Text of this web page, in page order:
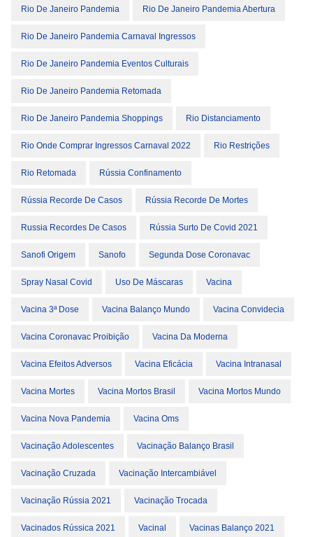
Rio De Janeiro Pandemia Rio De Janeiro Pandemia Abertura
Rio De Janeiro Pandemia Carnaval Ingressos
Rio De Janeiro Pandemia Eventos Culturais
Rio De Janeiro Pandemia Retomada
Rio De Janeiro Pandemia Shoppings Rio Distanciamento
Rio Onde Comprar Ingressos Carnaval 2022 Rio Restrições
Rio Retomada Rússia Confinamento
Rússia Recorde De Casos Rússia Recorde De Mortes
Russia Recordes De Casos Rússia Surto De Covid 2021
Sanofi Origem Sanofo Segunda Dose Coronavac
Spray Nasal Covid Uso De Máscaras Vacina
Vacina 3ª Dose Vacina Balanço Mundo Vacina Convidecia
Vacina Coronavac Proibição Vacina Da Moderna
Vacina Efeitos Adversos Vacina Eficácia Vacina Intranasal
Vacina Mortes Vacina Mortos Brasil Vacina Mortos Mundo
Vacina Nova Pandemia Vacina Oms
Vacinação Adolescentes Vacinação Balanço Brasil
Vacinação Cruzada Vacinação Intercambiável
Vacinação Rússia 2021 Vacinação Trocada
Vacinados Rússica 2021 Vacinal Vacinas Balanço 2021